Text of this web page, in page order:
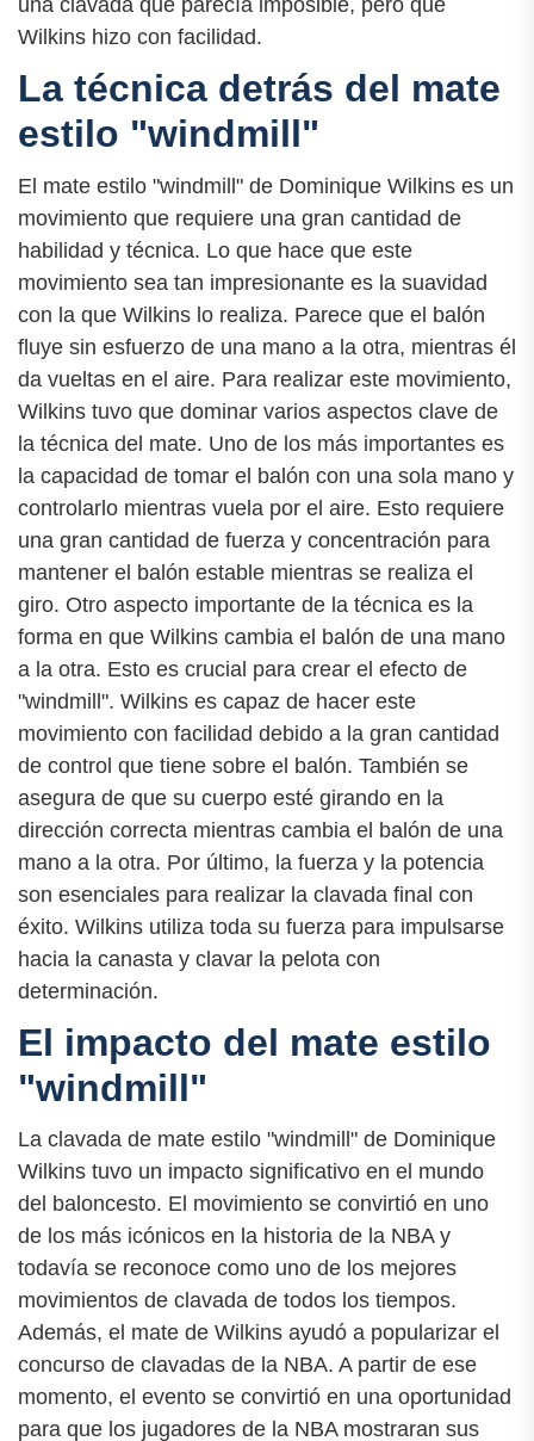
una clavada que parecía imposible, pero que
Wilkins hizo con facilidad.
La técnica detrás del mate
estilo "windmill"
El mate estilo "windmill" de Dominique Wilkins es un
movimiento que requiere una gran cantidad de
habilidad y técnica. Lo que hace que este
movimiento sea tan impresionante es la suavidad
con la que Wilkins lo realiza. Parece que el balón
fluye sin esfuerzo de una mano a la otra, mientras él
da vueltas en el aire. Para realizar este movimiento,
Wilkins tuvo que dominar varios aspectos clave de
la técnica del mate. Uno de los más importantes es
la capacidad de tomar el balón con una sola mano y
controlarlo mientras vuela por el aire. Esto requiere
una gran cantidad de fuerza y concentración para
mantener el balón estable mientras se realiza el
giro. Otro aspecto importante de la técnica es la
forma en que Wilkins cambia el balón de una mano
a la otra. Esto es crucial para crear el efecto de
"windmill". Wilkins es capaz de hacer este
movimiento con facilidad debido a la gran cantidad
de control que tiene sobre el balón. También se
asegura de que su cuerpo esté girando en la
dirección correcta mientras cambia el balón de una
mano a la otra. Por último, la fuerza y la potencia
son esenciales para realizar la clavada final con
éxito. Wilkins utiliza toda su fuerza para impulsarse
hacia la canasta y clavar la pelota con
determinación.
El impacto del mate estilo
"windmill"
La clavada de mate estilo "windmill" de Dominique
Wilkins tuvo un impacto significativo en el mundo
del baloncesto. El movimiento se convirtió en uno
de los más icónicos en la historia de la NBA y
todavía se reconoce como uno de los mejores
movimientos de clavada de todos los tiempos.
Además, el mate de Wilkins ayudó a popularizar el
concurso de clavadas de la NBA. A partir de ese
momento, el evento se convirtió en una oportunidad
para que los jugadores de la NBA mostraran sus